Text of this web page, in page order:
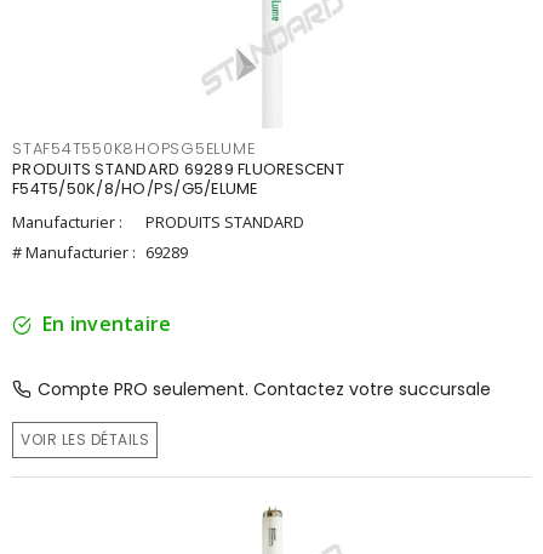
STAF54T550K8HOPSG5ELUME
PRODUITS STANDARD 69289 FLUORESCENT
F54T5/50K/8/HO/PS/G5/ELUME
Manufacturier :
PRODUITS STANDARD
# Manufacturier : 69289
En inventaire
Compte PRO seulement. Contactez votre succursale
VOIR LES DÉTAILS